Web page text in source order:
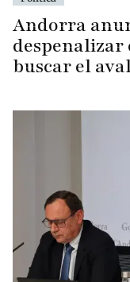
Andorra
despenalizar
buscar el